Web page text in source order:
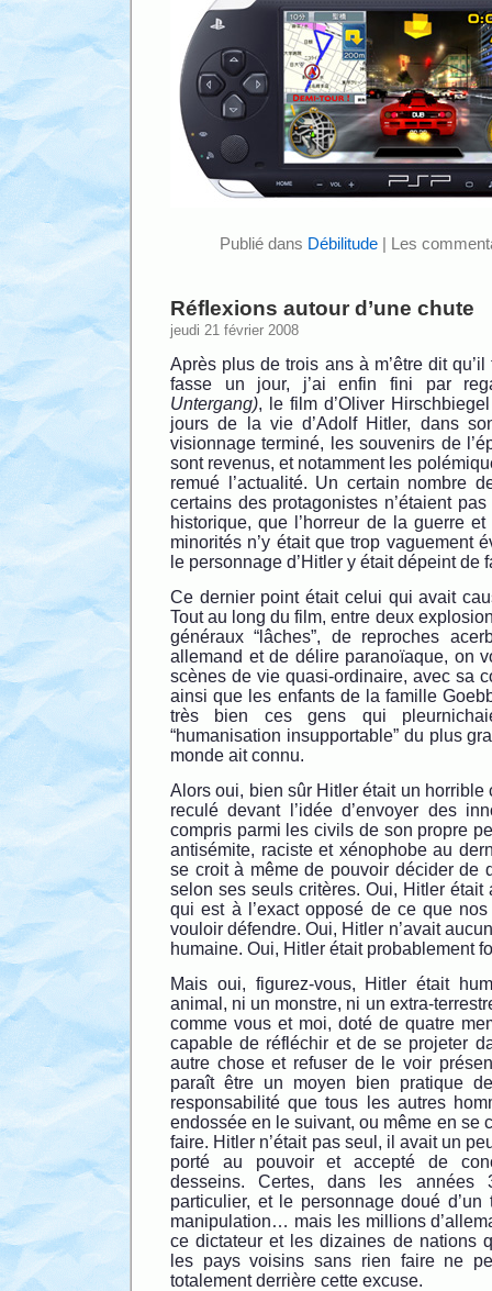
Publié dans Débilitude | Les
Réflexions autour d’une chute
jeudi 21 février 2008
Après plus de trois ans à m’être dit
fasse un jour, j’ai enfin fini par
Untergang), le film d’Oliver
jours de la vie d’Adolf Hitler, dans
visionnage terminé, les souvenirs de
sont revenus, et notamment les
remué l’actualité. Un certain nombre
certains des protagonistes n’étaient
historique, que l’horreur de la guerre
minorités n’y était que trop vaguement
le personnage d’Hitler y était dépeint
Ce dernier point était celui qui avait
Tout au long du film, entre deux
généraux “lâches”, de reproches
allemand et de délire paranoïaque, on
scènes de vie quasi-ordinaire, avec sa
ainsi que les enfants de la famille
très bien ces gens qui
“humanisation insupportable” du plus
monde ait connu.
Alors oui, bien sûr Hitler était un horrible
reculé devant l’idée d’envoyer des
compris parmi les civils de son propre
antisémite, raciste et xénophobe au
se croit à même de pouvoir décider de
selon ses seuls critères. Oui, Hitler était
qui est à l’exact opposé de ce que
vouloir défendre. Oui, Hitler n’avait
humaine. Oui, Hitler était probablement
Mais oui, figurez-vous, Hitler était
animal, ni un monstre, ni un extra-
comme vous et moi, doté de quatre
capable de réfléchir et de se projeter
autre chose et refuser de le voir
paraît être un moyen bien pratique
responsabilité que tous les autres
endossée en le suivant, ou même en se
faire. Hitler n’était pas seul, il avait un
porté au pouvoir et accepté de
desseins. Certes, dans les années
particulier, et le personnage doué
manipulation… mais les millions
ce dictateur et les dizaines de nations
les pays voisins sans rien faire ne
totalement derrière cette excuse.